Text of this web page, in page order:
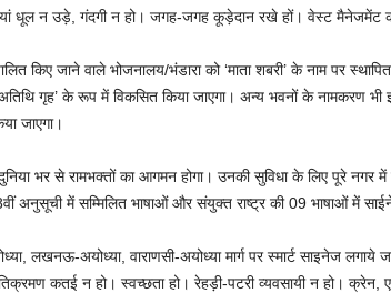
धूल न उड़े, गंदगी न हो। जगह-जगह कूड़ेदान रखे हों। वेस्ट मैनेजमेंट
किए जाने वाले भोजनालय/भंडारा को ‘माता शबरी’ के नाम पर
अतिथि गृह’ के रूप में विकसित किया जाएगा। अन्य भवनों के नामकरण भी
जाएगा।
भर से रामभक्तों का आगमन होगा। उनकी सुविधा के लिए पूरे नगर में
अनुसूची में सम्मिलित भाषाओं और संयुक्त राष्ट्र की 09 भाषाओं में
लखनऊ-अयोध्या, वाराणसी-अयोध्या मार्ग पर स्मार्ट साइनेज लगाये
कतई न हो। स्वच्छता हो। रेहड़ी-पटरी व्यवसायी न हो। क्रेन,